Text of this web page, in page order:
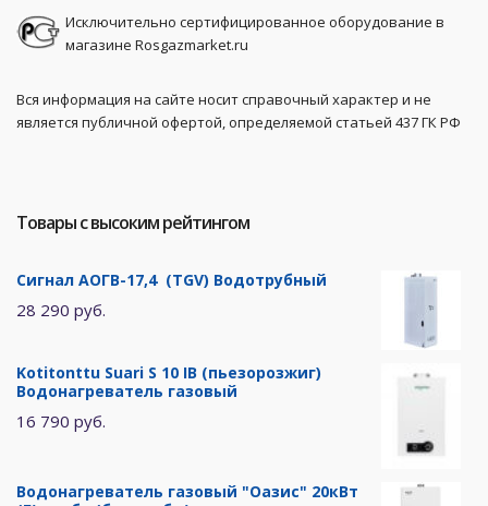
Исключительно сертифицированное оборудование в
магазине Rosgazmarket.ru
Вся информация на сайте носит справочный характер и не
является публичной офертой, определяемой статьей 437 ГК РФ
Товары с высоким рейтингом
Сигнал АОГВ-17,4 (TGV) Водотрубный
28 290 руб.
Kotitonttu Suari S 10 IB (пьезорозжиг)
Водонагреватель газовый
16 790 руб.
Водонагреватель газовый "Оазис" 20кВт